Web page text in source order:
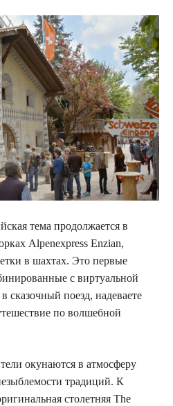
тема продолжается в
Alpenexpress Enzian,
в шахтах. Это первые
с виртуальной
сказочный поезд, надеваете
по волшебной
окунаются в атмосферу
традиций. К
столетняя The